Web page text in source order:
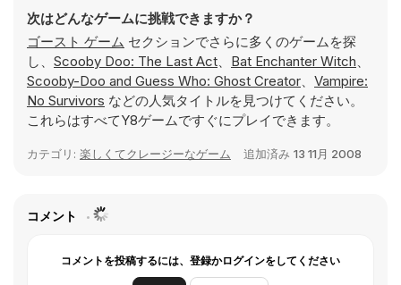
次はどんなゲームに挑戦できますか？
ゴースト ゲーム セクションでさらに多くのゲームを探
し、 Scooby Doo: The Last Act、 Bat Enchanter Witch、
Scooby-Doo and Guess Who: Ghost Creator、 Vampire:
No Survivors などの人気タイトルを見つけてください。
これらはすべてY8ゲームですぐにプレイできます。
カテゴリ: 楽しくてクレージーなゲーム 追加済み 13 11月 2008
コメント
コメントを投稿するには、登録かログインをしてください